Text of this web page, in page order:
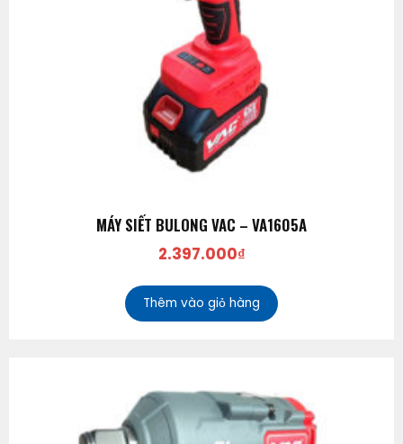
MÁY SIẾT BULONG VAC – VA1605A
2.397.000₫
Thêm vào giỏ hàng